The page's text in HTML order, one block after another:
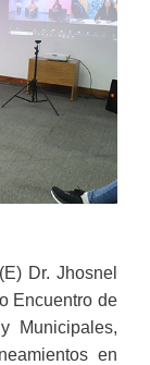
Dr. Jhosnel
Encuentro de
Municipales,
en